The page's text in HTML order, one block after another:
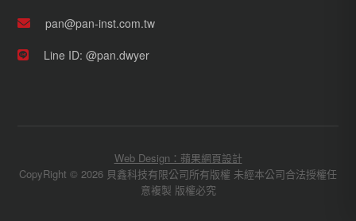
pan@pan-inst.com.tw
Line ID: @pan.dwyer
Web Design：蘋果網頁設計
CopyRight © 2026 貝鑫科技有限公司所有版權 未經本公司合法授權任
意複製 版權必究